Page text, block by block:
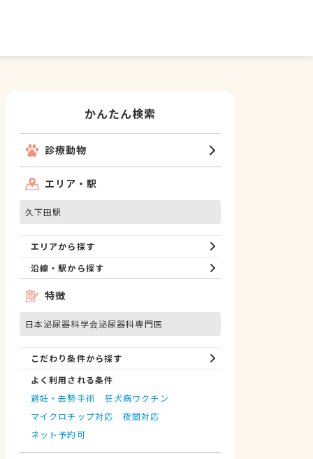
かんたん検索
診療動物
エリア・駅
久下田駅
エリアから探す
沿線・駅から探す
特徴
日本泌尿器科学会泌尿器科専門医
こだわり条件から探す
よく利用される条件
避妊・去勢手術
狂犬病ワクチン
マイクロチップ対応
夜間対応
ネット予約可